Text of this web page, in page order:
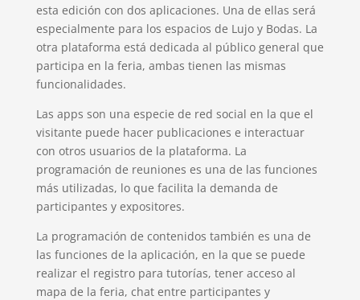
esta edición con dos aplicaciones. Una de ellas será
especialmente para los espacios de Lujo y Bodas. La
otra plataforma está dedicada al público general que
participa en la feria, ambas tienen las mismas
funcionalidades.
Las apps son una especie de red social en la que el
visitante puede hacer publicaciones e interactuar
con otros usuarios de la plataforma. La
programación de reuniones es una de las funciones
más utilizadas, lo que facilita la demanda de
participantes y expositores.
La programación de contenidos también es una de
las funciones de la aplicación, en la que se puede
realizar el registro para tutorías, tener acceso al
mapa de la feria, chat entre participantes y